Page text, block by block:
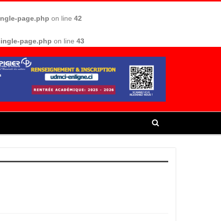
page.php on line 42
page.php on line 43